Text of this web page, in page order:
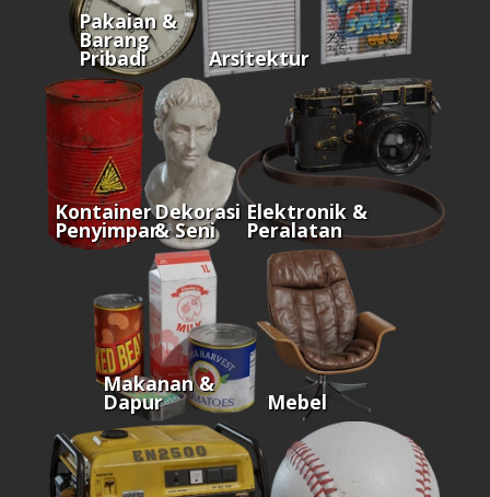
Pakaian &
Barang
Pribadi Arsitektur
Kontainer &
Penyimpanan
Dekorasi
& Seni
Elektronik &
Peralatan
Makanan &
Dapur Mebel